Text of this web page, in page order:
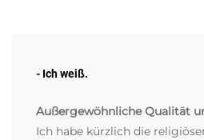
- Ich weiß.
Außergewöhnliche Qualität
Ich habe kürzlich die